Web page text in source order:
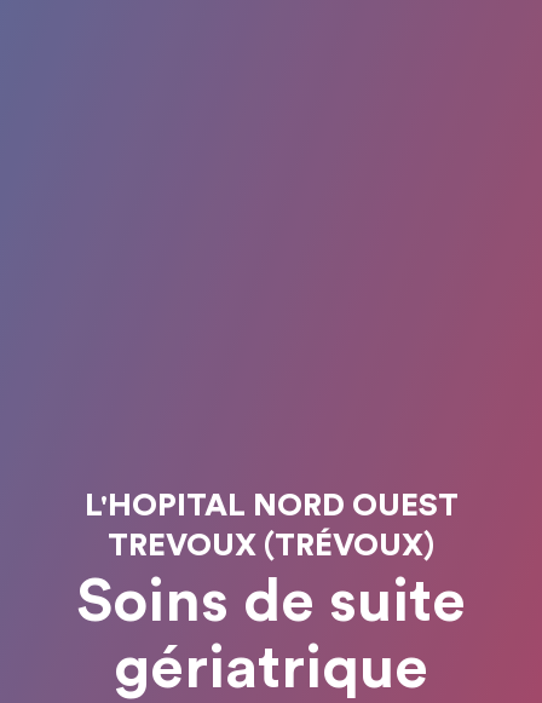
L'HOPITAL NORD OUEST
TREVOUX (TRÉVOUX)
Soins de suite
gériatrique